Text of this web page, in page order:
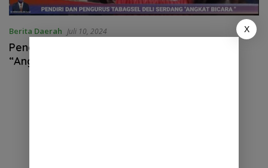
Berita Daerah Juli 10, 2024
Pendiri dan Pengurus Tabagsel Deli Serdang
“Angkat Bicara”
X